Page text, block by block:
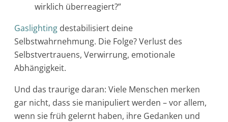
wirklich überreagiert?”
Gaslighting destabilisiert deine
Selbstwahrnehmung. Die Folge? Verlust des
Selbstvertrauens, Verwirrung, emotionale
Abhängigkeit.
Und das traurige daran: Viele Menschen merken
gar nicht, dass sie manipuliert werden – vor allem,
wenn sie früh gelernt haben, ihre Gedanken und